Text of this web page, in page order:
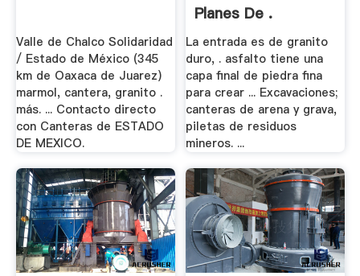
Valle de Chalco Solidaridad
/ Estado de México (345
km de Oaxaca de Juarez)
marmol, cantera, granito .
más. ... Contacto directo
con Canteras de ESTADO
DE MEXICO.
Planes De .
La entrada es de granito
duro, . asfalto tiene una
capa final de piedra fina
para crear ... Excavaciones;
canteras de arena y grava,
piletas de residuos
mineros. ...